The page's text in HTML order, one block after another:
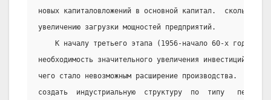
новых капиталовложений в основной капитал.  сколько
увеличению загрузки мощностей предприятий.
К началу третьего этапа (1956-начало 60-х годов)
необходимость значительного увеличения инвестиций в
чего стало невозможным расширение производства.
создать  индустриальную  структуру  по  типу